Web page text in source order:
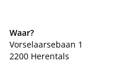
Waar?
Vorselaarsebaan 1
2200 Herentals